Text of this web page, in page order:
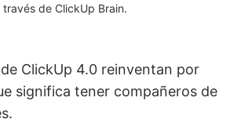
través de ClickUp Brain.
ClickUp 4.0 reinventan por
significa tener compañeros de